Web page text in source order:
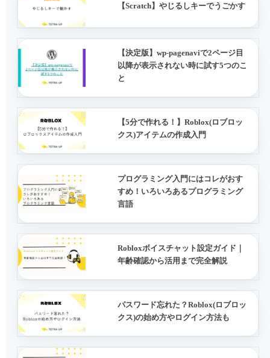
【Scratch】やじるしキーでうごかす
【決定版】wp-pagenaviで2ページ目
以降が表示されない時に試す5つのこ
と
【5分で作れる！】Roblox(ロブロッ
クス)アイテムの作成入門
プログラミング入門にはコレがおす
すめ！いろいろあるプログラミング
言語
Robloxボイスチャット設定ガイド｜
年齢確認から活用まで完全解説
パスワード忘れた？Roblox(ロブロッ
クス)の始め方やログイン方法も